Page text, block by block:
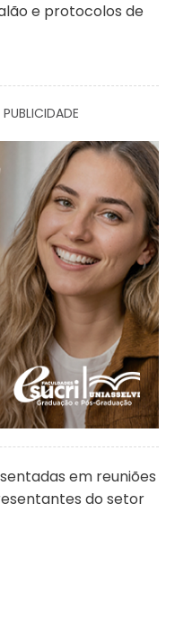
e protocolos de
em reuniões
do setor